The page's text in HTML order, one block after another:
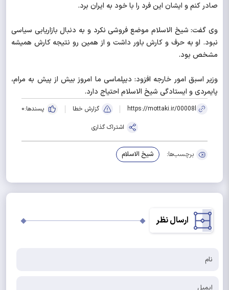
صادر کنم و ایشان این فرد را با خود به ایران برد.
وی گفت: شیخ الاسلام موضع فروشی نکرد و به دنبال بازاریابی سیاسی
نبود. او به حرف و کارش باور داشت و از همین رو نتیجه کارش همیشه
مشخص بود.
وزیر اسبق امور خارجه افزود: دیپلماسی ما امروز بیش از پیش به مرام،
پایمردی و ایستادگی شیخ الاسلام احتیاج دارد.
https://mottaki.ir/00008l گزارش خطا پسندها:0
اشتراک گذاری
برچسب‌ها: شیخ الاسلام
ارسال نظر